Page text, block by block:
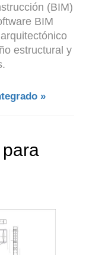
(BIM)
BIM
estructural y
»